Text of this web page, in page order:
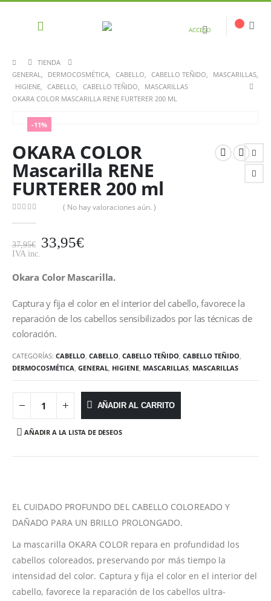
ACCESO
TIENDA
GENERAL, DERMOCOSMÉTICA, CABELLO, CABELLO TEÑIDO, MASCARILLAS,
HIGIENE, CABELLO, CABELLO TEÑIDO,
MASCARILLAS
OKARA COLOR MASCARILLA RENE FURTERER 200 ML
-11%
OKARA COLOR
Mascarilla RENE
FURTERER 200 ml
( No hay valoraciones aún. )
37,95€ 33,95€
IVA inc.
Okara Color Mascarilla.
Captura y fija el color en el interior del cabello, favorece la
reparación de los cabellos sensibilizados por las técnicas de
coloración.
CATEGORÍAS: CABELLO CABELLO CABELLO TEÑIDO CABELLO TEÑIDO
DERMOCOSMÉTICA GENERAL HIGIENE MASCARILLAS MASCARILLAS
AÑADIR AL CARRITO
AÑADIR A LA LISTA DE DESEOS
EL CUIDADO PROFUNDO DEL CABELLO COLOREADO Y
DAÑADO PARA UN BRILLO PROLONGADO.
La mascarilla OKARA COLOR repara en profundidad los
cabellos coloreados, preservando por más tiempo la
intensidad del color. Captura y fija el color en el interior del
cabello, favorece la reparación de los cabellos ultra-